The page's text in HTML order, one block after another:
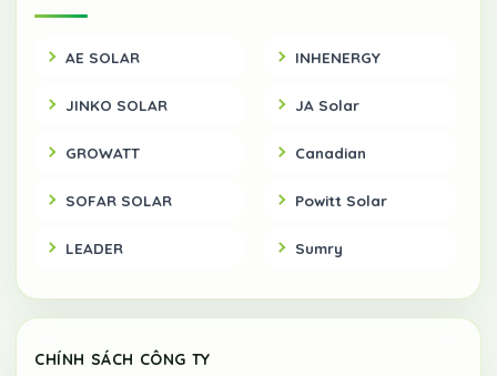
AE SOLAR
JINKO SOLAR
GROWATT
SOFAR SOLAR
LEADER
INHENERGY
JA Solar
Canadian
Powitt Solar
Sumry
CHÍNH SÁCH CÔNG TY